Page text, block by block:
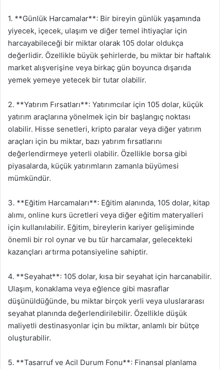
1. **Günlük Harcamalar**: Bir bireyin günlük yaşamında
yiyecek, içecek, ulaşım ve diğer temel ihtiyaçlar için
harcayabileceği bir miktar olarak 105 dolar oldukça
değerlidir. Özellikle büyük şehirlerde, bu miktar bir haftalık
market alışverişine veya birkaç gün boyunca dışarıda
yemek yemeye yetecek bir tutar olabilir.
2. **Yatırım Fırsatları**: Yatırımcılar için 105 dolar, küçük
yatırım araçlarına yönelmek için bir başlangıç noktası
olabilir. Hisse senetleri, kripto paralar veya diğer yatırım
araçları için bu miktar, bazı yatırım fırsatlarını
değerlendirmeye yeterli olabilir. Özellikle borsa gibi
piyasalarda, küçük yatırımların zamanla büyümesi
mümkündür.
3. **Eğitim Harcamaları**: Eğitim alanında, 105 dolar, kitap
alımı, online kurs ücretleri veya diğer eğitim materyalleri
için kullanılabilir. Eğitim, bireylerin kariyer gelişiminde
önemli bir rol oynar ve bu tür harcamalar, gelecekteki
kazançları artırma potansiyeline sahiptir.
4. **Seyahat**: 105 dolar, kısa bir seyahat için harcanabilir.
Ulaşım, konaklama veya eğlence gibi masraflar
düşünüldüğünde, bu miktar birçok yerli veya uluslararası
seyahat planında değerlendirilebilir. Özellikle düşük
maliyetli destinasyonlar için bu miktar, anlamlı bir bütçe
oluşturabilir.
5. **Tasarruf ve Acil Durum Fonu**: Finansal planlama